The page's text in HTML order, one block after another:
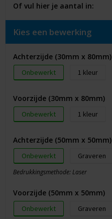
Of vul hier je aantal in:
Kies een bewerking
Achterzijde (30mm x 80mm)
Onbewerkt 1
Voorzijde (30mm x 80mm)
Onbewerkt 1
Achterzijde (50mm x 50mm)
Onbewerkt Graveren
Bedrukkingsmethode: Laser
Voorzijde (50mm x 50mm)
Onbewerkt Graveren